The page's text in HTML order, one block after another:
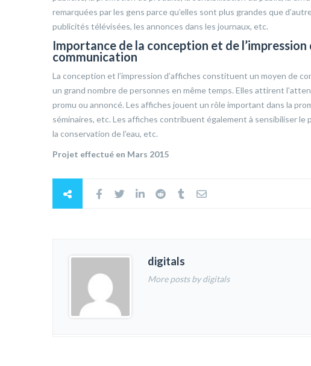
remarquées par les gens parce qu’elles sont plus grandes que
publicités télévisées, les annonces dans les journaux, etc.
Importance de la conception et de
communication
La conception et l’impression d’affiches constituent un moyen de
un grand nombre de personnes en même temps. Elles attirent
promu ou annoncé. Les affiches jouent un rôle important dans la
séminaires, etc. Les affiches contribuent également à sensibiliser
la conservation de l’eau, etc.
Projet effectué en Mars 2015
digitals
More posts by digitals